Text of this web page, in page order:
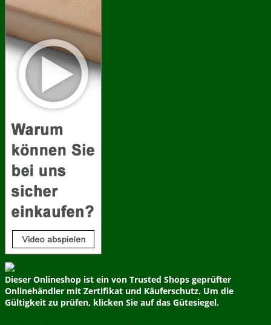
Dieser Onlineshop ist ein von Trusted Shops geprüfter
Onlinehändler mit Zertifikat und Käuferschutz. Um die
Gültigkeit zu prüfen, klicken Sie auf das Gütesiegel.